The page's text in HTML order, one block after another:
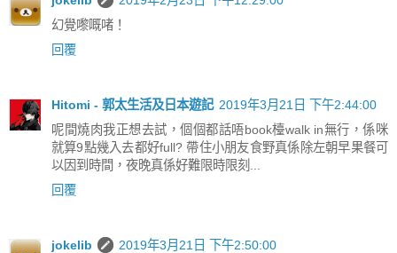
幻覺嚟嘅啫！
回覆
Hitomi - 郭太生活及日本遊記 2019年3月21日 下午2:44:00
呢間燒肉我正想去試，個個都話唔book檯walk in無行，係咪
就算9點幾入去都好full? 帶住小朋友食野真係除左朝早果餐可
以因到時間，夜晚真係好難限時限刻...
回覆
jokelib
2019年3月21日 下午2:50:00